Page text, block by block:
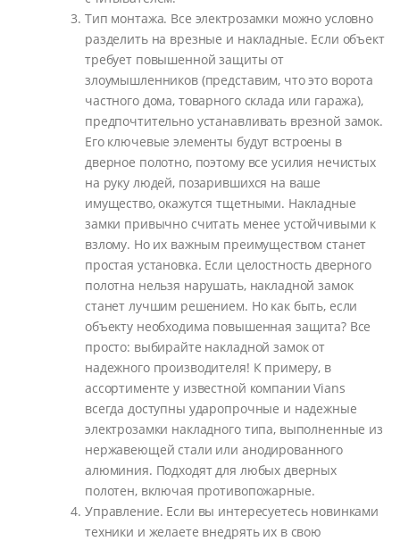
Тип монтажа. Все электрозамки можно условно
разделить на врезные и накладные. Если объект
требует повышенной защиты от
злоумышленников (представим, что это ворота
частного дома, товарного склада или гаража),
предпочтительно устанавливать врезной замок.
Его ключевые элементы будут встроены в
дверное полотно, поэтому все усилия нечистых
на руку людей, позарившихся на ваше
имущество, окажутся тщетными. Накладные
замки привычно считать менее устойчивыми к
взлому. Но их важным преимуществом станет
простая установка. Если целостность дверного
полотна нельзя нарушать, накладной замок
станет лучшим решением. Но как быть, если
объекту необходима повышенная защита? Все
просто: выбирайте накладной замок от
надежного производителя! К примеру, в
ассортименте у известной компании Vians
всегда доступны ударопрочные и надежные
электрозамки накладного типа, выполненные из
нержавеющей стали или анодированного
алюминия. Подходят для любых дверных
полотен, включая противопожарные.
Управление. Если вы интересуетесь новинками
техники и желаете внедрять их в свою